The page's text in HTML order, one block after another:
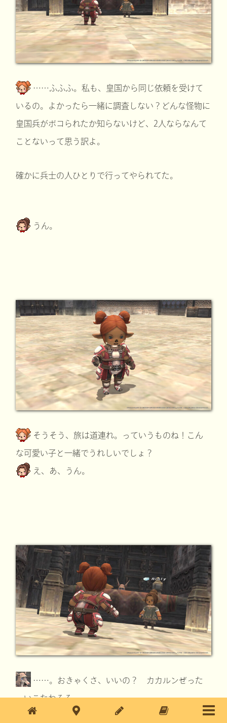
……ふふふ。私も、皇国から同じ依頼を受けて
いるの。よかったら一緒に調査しない？どんな怪物に
皇国兵がボコられたか知らないけど、2人ならなんて
ことないって思う訳よ。
確かに兵士の人ひとりで行ってやられてた。
うん。
そうそう、旅は道連れ。っていうものね！こん
な可愛い子と一緒でうれしいでしょ？
え、あ、うん。
……。おきゃくさ、いいの？ カカルンぜった
ーいこたわるる……